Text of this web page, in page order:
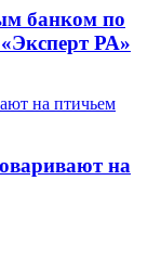
банком по
РА»
на